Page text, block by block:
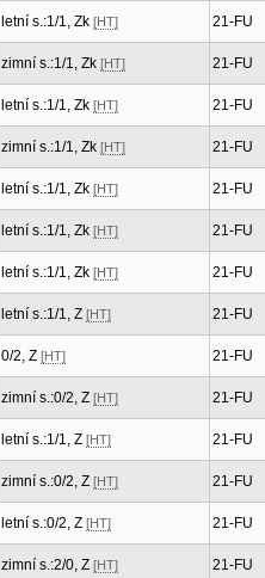
letní s.:1/1, Zk [HT] 21-FU
zimní s.:1/1, Zk [HT] 21-FU
letní s.:1/1, Zk [HT] 21-FU
zimní s.:1/1, Zk [HT] 21-FU
letní s.:1/1, Zk [HT] 21-FU
letní s.:1/1, Zk [HT] 21-FU
letní s.:1/1, Zk [HT] 21-FU
letní s.:1/1, Z [HT] 21-FU
0/2, Z [HT] 21-FU
zimní s.:0/2, Z [HT] 21-FU
letní s.:1/1, Z [HT] 21-FU
zimní s.:0/2, Z [HT] 21-FU
letní s.:0/2, Z [HT] 21-FU
zimní s.:2/0, Z [HT] 21-FU